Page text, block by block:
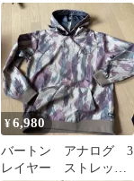
ースダウン ジャケット
リップストップ アウタ
ー スノーボード Y2K
アーカイブ ヴィンテー
ジ S ベージュ メンズ
¥6,980
バートン アナログ 3
レイヤー ストレッ